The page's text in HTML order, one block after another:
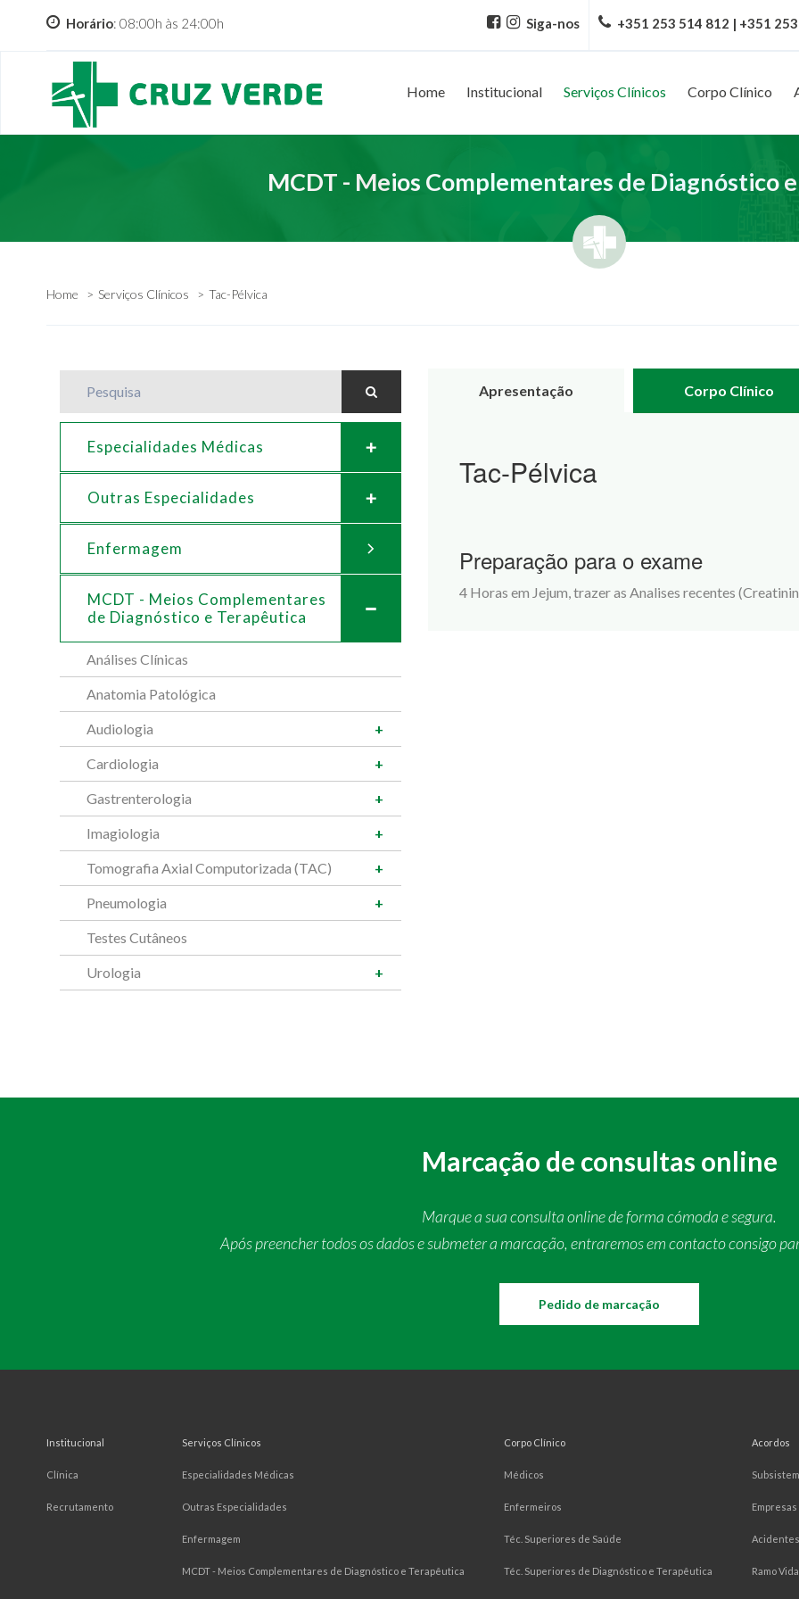
Horário: 08:00h às 24:00h Siga-nos +351 253 514 812 | +351
Home Institucional Serviços Clínicos Corpo Clínico
MCDT - Meios Complementares de Diagnóstico
Home Serviços Clínicos Tac-Pélvica
Especialidades Médicas
Outras Especialidades
Enfermagem
MCDT - Meios Complementares
de Diagnóstico e Terapêutica
Análises Clínicas
Anatomia Patológica
Audiologia
Cardiologia
Gastrenterologia
Imagiologia
Tomografia Axial Computorizada (TAC)
Pneumologia
Testes Cutâneos
Urologia
Apresentação Corpo Clínico
Tac-Pélvica
Preparação para o exame
4 Horas em Jejum, trazer as Analises recentes
Marcação de consultas online
Marque a sua consulta online de forma cómoda e segura.
Após preencher todos os dados e submeter a marcação, entraremos em contacto consigo
Pedido de marcação
Institucional
Clínica
Recrutamento
Serviços Clínicos
Especialidades Médicas
Outras Especialidades
Enfermagem
MCDT - Meios Complementares de Diagnóstico e Terapêutica
Corpo Clínico
Médicos
Enfermeiros
Téc. Superiores de Saúde
Téc. Superiores de Diagnóstico e Terapêutica
Acordos
Empresas
Ramo Vida